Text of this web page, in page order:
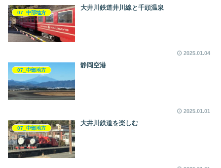
07_中部地方
大井川鉄道井川線と千頭温泉
2025.01.04
07_中部地方
静岡空港
2025.01.01
07_中部地方
大井川鉄道を楽しむ